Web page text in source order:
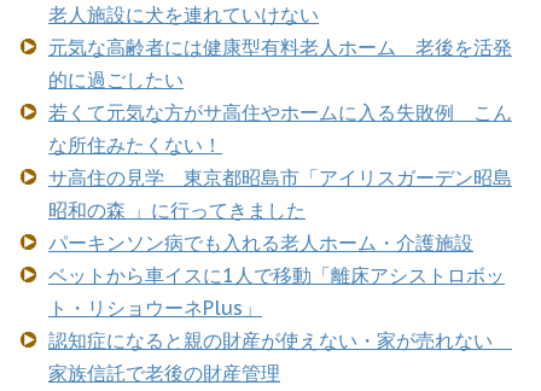
老人施設に犬を連れていけない
元気な高齢者には健康型有料老人ホーム 老後を活発
的に過ごしたい
若くて元気な方がサ高住やホームに入る失敗例 こん
な所住みたくない！
サ高住の見学 東京都昭島市「アイリスガーデン昭島
昭和の森 」に行ってきました
パーキンソン病でも入れる老人ホーム・介護施設
ベットから車イスに1人で移動「離床アシストロボッ
ト・リショウーネPlus」
認知症になると親の財産が使えない・家が売れない
家族信託で老後の財産管理